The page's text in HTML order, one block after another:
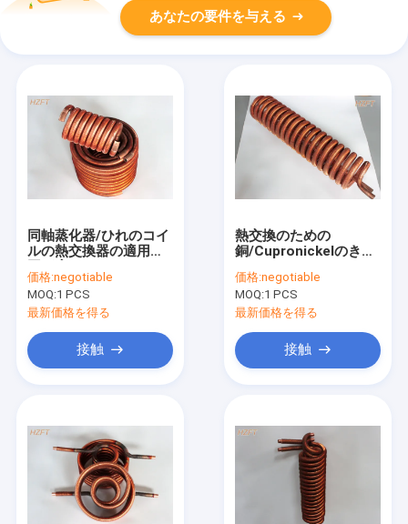
あなたの要件を与える
同軸蒸化器/ひれのコイ
ルの熱交換器の適用範
のコイル
価格:negotiable
MOQ:1 PCS
最新価格を得る
接触
熱交換のための
銅/Cupronickelのきれ
イルそしてひれ
価格:negotiable
MOQ:1 PCS
最新価格を得る
接触